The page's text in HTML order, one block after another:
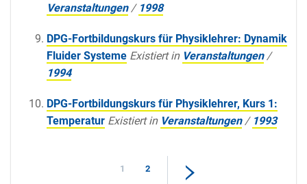
Veranstaltungen / 1998
DPG-Fortbildungskurs für Physiklehrer: Dynamik
Fluider Systeme Existiert in Veranstaltungen /
1994
DPG-Fortbildungskurs für Physiklehrer, Kurs 1:
Temperatur Existiert in Veranstaltungen / 1993
1 2